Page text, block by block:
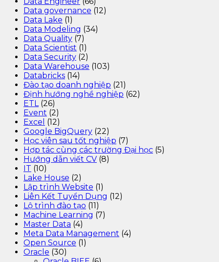
Data governance (12)
Data Lake (1)
Data Modeling (34)
Data Quality (7)
Data Scientist (1)
Data Security (2)
Data Warehouse (103)
Databricks (14)
Đào tạo doanh nghiệp (21)
Định hướng nghề nghiệp (62)
ETL(26)
Event (2)
Excel (12)
Google BigQuery (22)
Học viên sau tốt nghiệp (7)
Hợp tác cùng các trường Đại học (5)
Hướng dẫn viết CV (8)
IT (10)
Lake House (2)
Lập trình Website (1)
Liên Kết Tuyển Dụng (12)
Lộ trình đào tạo (11)
Machine Learning (7)
Master Data (4)
Meta Data Management (4)
Open Source (1)
Oracle (30)